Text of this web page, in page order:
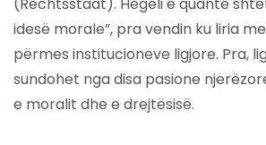
idesë morale”, pra vendin ku liria
përmes institucioneve ligjore. Pra,
sundohet nga disa pasione
e moralit dhe e drejtësisë.